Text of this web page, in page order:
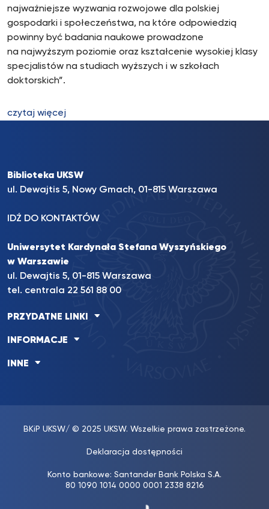
najważniejsze wyzwania rozwojowe dla polskiej
gospodarki i społeczeństwa, na które odpowiedzią
powinny być badania naukowe prowadzone
na najwyższym poziomie oraz kształcenie wysokiej klasy
specjalistów na studiach wyższych i w szkołach
doktorskich”.
czytaj więcej
Biblioteka UKSW
ul. Dewajtis 5, Nowy Gmach, 01-815 Warszawa
IDŹ DO KONTAKTÓW
Uniwersytet Kardynała Stefana Wyszyńskiego
w Warszawie
ul. Dewajtis 5, 01-815 Warszawa
tel. centrala 22 561 88 00
PRZYDATNE LINKI
INFORMACJE
INNE
BKiP UKSW/ © 2025 UKSW. Wszelkie prawa zastrzeżone.
Deklaracja dostępności
Konto bankowe: Santander Bank Polska S.A.
80 1090 1014 0000 0001 2338 8216